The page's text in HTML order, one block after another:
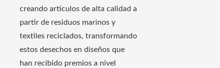
creando artículos de alta calidad a
partir de residuos marinos y
textiles reciclados, transformando
estos desechos en diseños que
han recibido premios a nivel